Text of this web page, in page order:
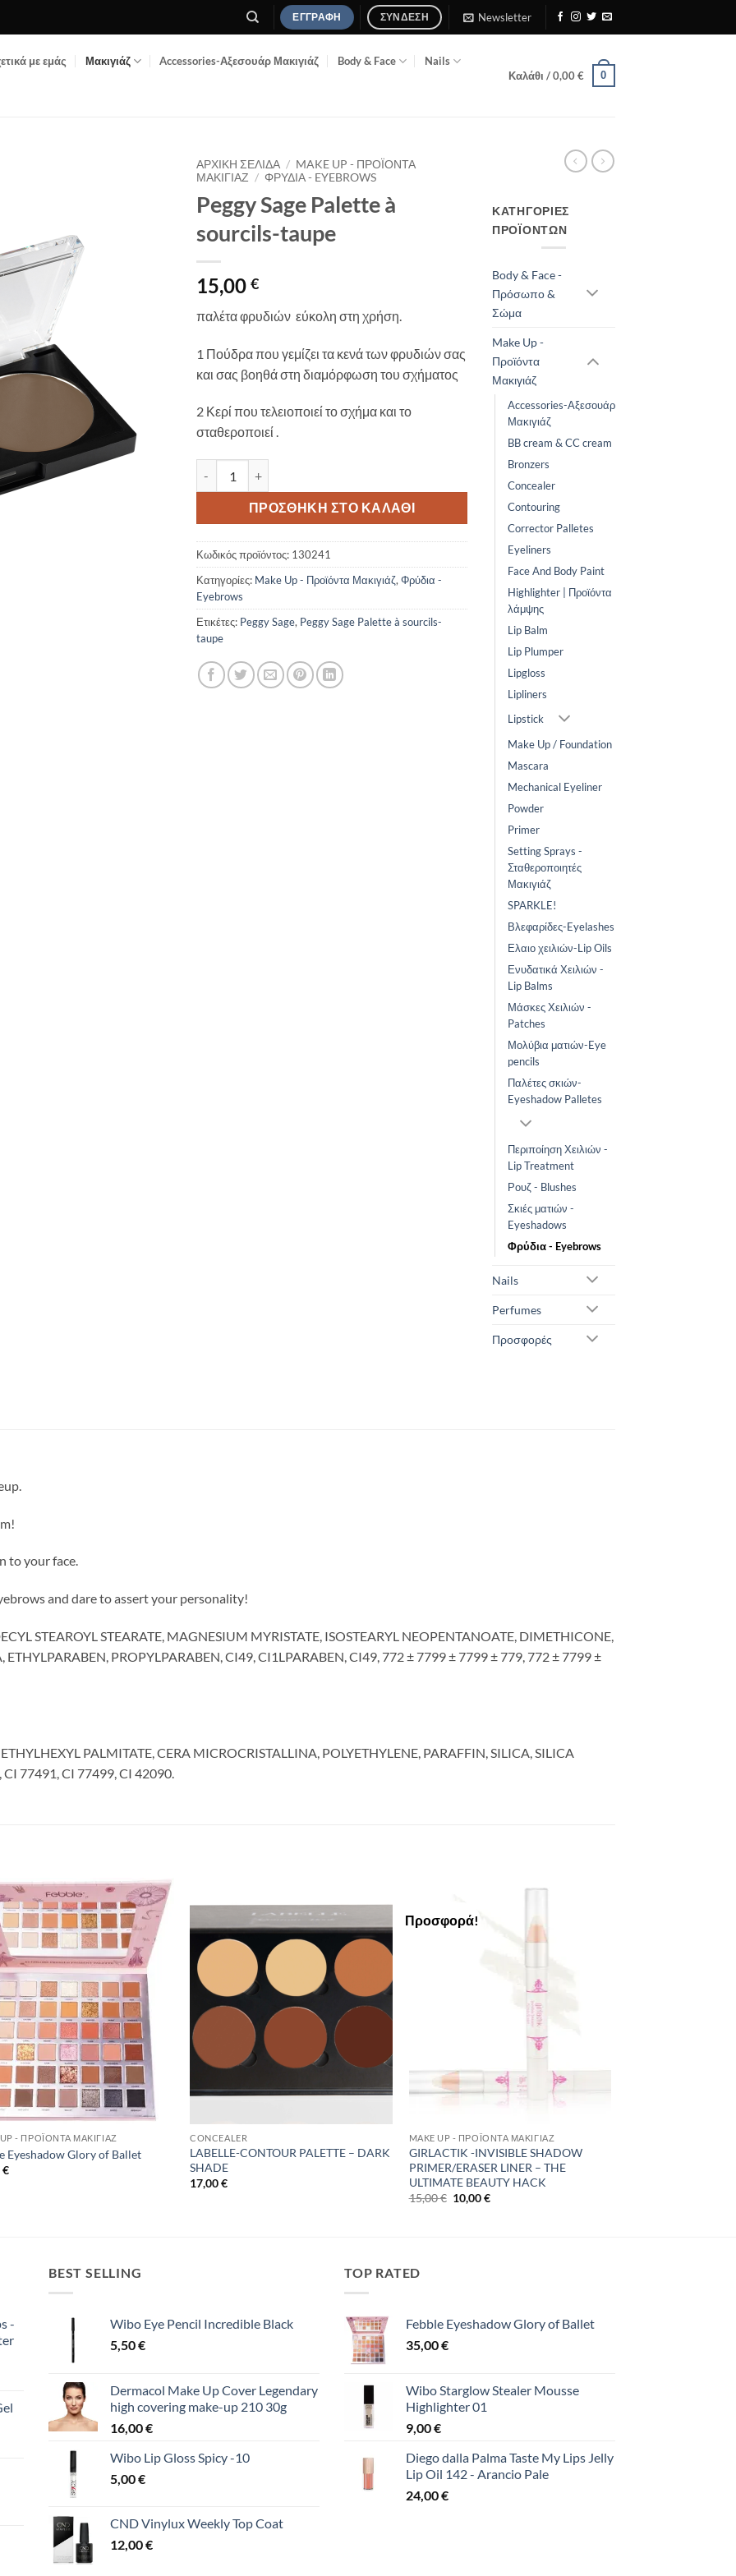
ΕΓΓΡΑΦΉ ΣΎΝΔΕΣΗ Newsletter
με εμάς Μακιγιάζ Accessories-Αξεσουάρ Μακιγιάζ Body & Face Nails
Καλάθι /0,00€ 0
ΑΡΧΙΚΉ ΣΕΛΊΔΑ / MAKE UP - ΠΡΟΪΌΝΤΑ
ΜΑΚΙΓΙΆΖ / ΦΡΎΔΙΑ - EYEBROWS
Peggy Sage Palette à
sourcils-taupe
15,00 €
παλέτα φρυδιών εύκολη στη χρήση.
1 Πούδρα που γεμίζει τα κενά των φρυδιών σας
και σας βοηθά στη διαμόρφωση του σχήματος
2 Κερί που τελειοποιεί το σχήμα και το
σταθεροποιεί .
ΠΡΟΣΘΉΚΗ ΣΤΟ ΚΑΛΆΘΙ
Κωδικός προϊόντος: 130241
Κατηγορίες: Make Up - Προϊόντα Μακιγιάζ, Φρύδια -
Eyebrows
Ετικέτες: Peggy Sage, Peggy Sage Palette à sourcils-
taupe
ΚΑΤΗΓΟΡΊΕΣ
ΠΡΟΪΌΝΤΩΝ
Body & Face -
Πρόσωπο &
Σώμα
Make Up -
Προϊόντα
Μακιγιάζ
Accessories-Αξεσουάρ
Μακιγιάζ
BB cream & CC cream
Bronzers
Concealer
Contouring
Corrector Palletes
Eyeliners
Face And Body Paint
Highlighter | Προϊόντα
λάμψης
Lip Balm
Lip Plumper
Lipgloss
Lipliners
Lipstick
Make Up / Foundation
Mascara
Mechanical Eyeliner
Powder
Primer
Setting Sprays -
Σταθεροποιητές
Μακιγιάζ
SPARKLE!
Βλεφαρίδες-Eyelashes
Ελαιο χειλιών-Lip Oils
Ενυδατικά Χειλιών -
Lip Balms
Μάσκες Χειλιών -
Patches
Μολύβια ματιών-Eye
pencils
Παλέτες σκιών-
Eyeshadow Palletes
Περιποίηση Χειλιών -
Lip Treatment
Ρουζ - Blushes
Σκιές ματιών -
Eyeshadows
Φρύδια - Eyebrows
Nails
Perfumes
Προσφορές
to your face.
and dare to assert your personality!
STEAROYL STEARATE, MAGNESIUM MYRISTATE, ISOSTEARYL NEOPENTANOATE, DIMETHICONE,
PROPYLPARABEN, CI49, CI1LPARABEN, CI49, 772 ± 7799 ± 7799 ± 779, 772 ± 7799 ±
PALMITATE, CERA MICROCRISTALLINA, POLYETHYLENE, PARAFFIN, SILICA, SILICA
77491, CI 77499, CI 42090.
Add to
Wishlist
UP - ΠΡΟΪΌΝΤΑ ΜΑΚΙΓΙΆΖ
Eyeshadow Glory of Ballet
€
Wishlist
CONCEALER
LABELLE-CONTOUR PALETTE – DARK
SHADE
17,00€
Προσφορά!
MAKE UP - ΠΡΟΪΌΝΤΑ ΜΑΚΙΓΙΆΖ
GIRLACTIK -INVISIBLE SHADOW
PRIMER/ERASER LINER – THE
ULTIMATE BEAUTY HACK
15,00€ Original
10,00€Η
-
BEST SELLING
Wibo Eye Pencil Incredible Black
5,50€
Dermacol Make Up Cover Legendary
high covering make-up 210 30g
16,00€
Wibo Lip Gloss Spicy -10
5,00€
CND Vinylux Weekly Top Coat
12,00€
TOP RATED
Febble Eyeshadow Glory of Ballet
35,00€
Wibo Starglow Stealer Mousse
Highlighter 01
9,00€
Diego dalla Palma Taste My Lips Jelly
Lip Oil 142 - Arancio Pale
24,00€